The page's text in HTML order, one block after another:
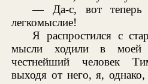
— Да-с, вот
легкомыслие!
Я распростился с
мысли ходили в
честнейший человек
выходя от него, я,